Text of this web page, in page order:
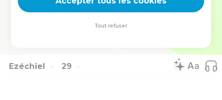
planteront des vignes. Ils y habiteront en sécurité quand
j’aurai mis en œuvre mes jugements contre tous ceux de
Ezéchiel 29
Tout refuser